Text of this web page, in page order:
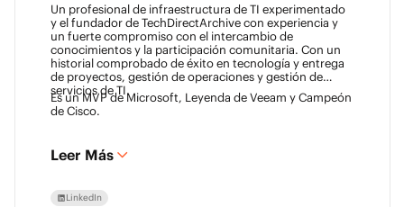
Un profesional de infraestructura de TI experimentado
y el fundador de TechDirectArchive con experiencia y
un fuerte compromiso con el intercambio de
conocimientos y la participación comunitaria. Con un
historial comprobado de éxito en tecnología y entrega
de proyectos, gestión de operaciones y gestión de
servicios de TI.
Es un MVP de Microsoft, Leyenda de Veeam y Campeón
de Cisco.
Leer Más
LinkedIn